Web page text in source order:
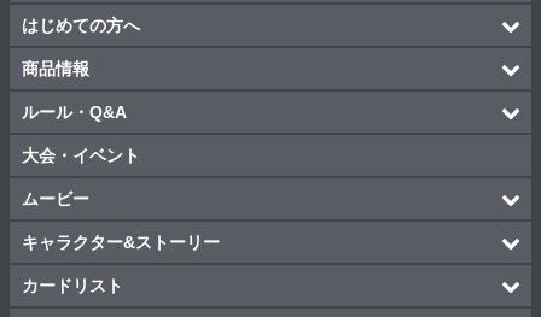
はじめての方へ
商品情報
ルール・Q&A
大会・イベント
ムービー
キャラクター&ストーリー
カードリスト